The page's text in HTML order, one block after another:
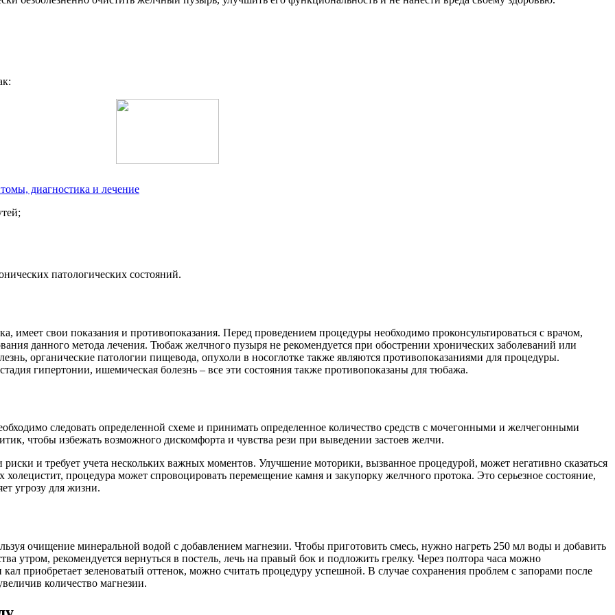
диагностика и лечение
патологических состояний.
имеет свои показания и противопоказания. Перед проведением процедуры необходимо проконсультироваться с врачом,
данного метода лечения. Тюбаж желчного пузыря не рекомендуется при обострении хронических заболеваний или
органические патологии пищевода, опухоли в носоглотке также являются противопоказаниями для процедуры.
гипертонии, ишемическая болезнь – все эти состояния также противопоказаны для тюбажа.
следовать определенной схеме и принимать определенное количество средств с мочегонными и желчегонными
чтобы избежать возможного дискомфорта и чувства рези при выведении застоев желчи.
и требует учета нескольких важных моментов. Улучшение моторики, вызванное процедурой, может негативно сказаться
процедура может спровоцировать перемещение камня и закупорку желчного протока. Это серьезное состояние,
угрозу для жизни.
очищение минеральной водой с добавлением магнезии. Чтобы приготовить смесь, нужно нагреть 250 мл воды и добавить
утром, рекомендуется вернуться в постель, лечь на правый бок и подложить грелку. Через полтора часа можно
приобретает зеленоватый оттенок, можно считать процедуру успешной. В случае сохранения проблем с запорами после
количество магнезии.